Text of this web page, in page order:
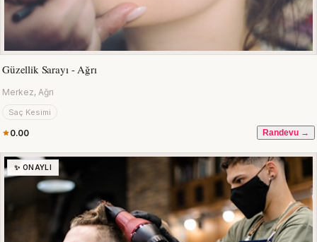
Güzellik Sarayı - Ağrı
Merkez, Ağrı
Saç Kesimi
0.00 Randevu →
✨ ONAYLI